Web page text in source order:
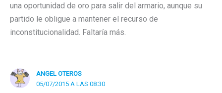
una oportunidad de oro para salir del armario, aunque su
partido le obligue a mantener el recurso de
inconstitucionalidad. Faltaría más.
ANGEL OTEROS
05/07/2015 A LAS 08:30